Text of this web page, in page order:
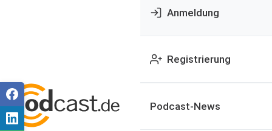
Anmeldung
Registrierung
Podcast-News